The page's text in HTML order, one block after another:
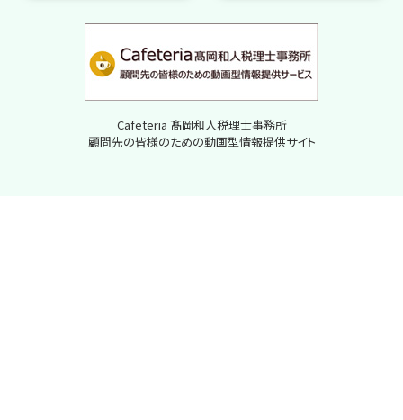
Cafeteria 髙岡和人税理士事務所
顧問先の皆様のための動画型情報提供サイト